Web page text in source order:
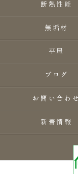
断熱性能
無垢材
平屋
ブログ
お問い合わせ
新着情報